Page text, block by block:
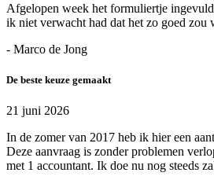
Afgelopen week het formuliertje
ik niet verwacht had dat het zo goed zou
- Marco de Jong
De beste keuze gemaakt
21 juni 2026
In de zomer van 2017 heb ik hier een
Deze aanvraag is zonder problemen
met 1 accountant. Ik doe nu nog steeds